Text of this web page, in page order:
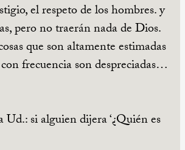
el respeto de los hombres. y
pero no traerán nada de Dios.
que son altamente estimadas
frecuencia son despreciadas…
si alguien dijera ‘¿Quién es